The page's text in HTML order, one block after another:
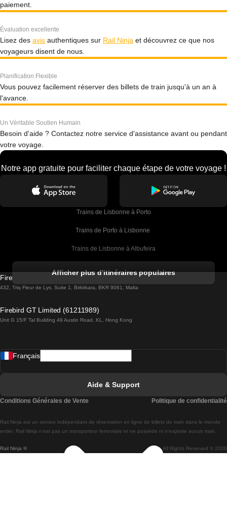
paiement.
Évaluation excellente
Lisez des avis authentiques sur Rail Ninja et découvrez ce que nos
voyageurs disent de nous.
Planification Flexible
Vous pouvez facilement réserver des billets de train jusqu'à un an à
l'avance.
Un Véritable Soutien Humain
Besoin d'aide ? Contactez notre service d'assistance avant ou pendant
votre voyage.
Notre app gratuite pour faciliter chaque étape de votre voyage !
Trains de Lisbonne à Porto
Trains de Porto à Lisbonne
Trains de Lisbonne à Albufeira
Trains de Lisbonne à Lagos
Trains de Lisbonne à Madrid
Trains de Lisbonne à Braga
Trains de Braga à Lisbonne
Afficher plus d'itinéraires populaires
Firebird GT Limited (OC 1451)
432, Triq Fleur de Lys, Suite 1, Birkirkara, BKR 9061, Malta
Firebird GT Limited (61211989)
Unit G 15/F Tal Building 49 Austin Road, KL, Hong Kong
Rail Ninja ® All Rights Reserved © 2026
Rail.Ninja est un service indépendant de réservation en ligne de billets de train dans le monde
entier. Rail Ninja n'est pas un transporteur ferroviaire et ne possède ni n'exploite aucun train.
Français
Aide & Support
Conditions Générales de Vente Politique de confidentialité